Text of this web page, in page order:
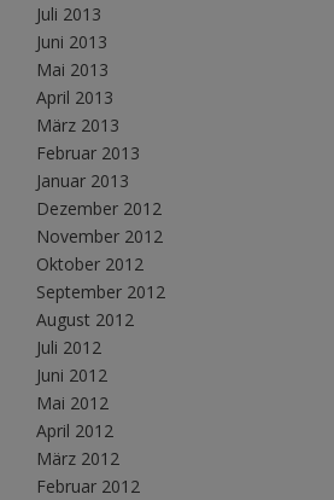
Juli 2013
Juni 2013
Mai 2013
April 2013
März 2013
Februar 2013
Januar 2013
Dezember 2012
November 2012
Oktober 2012
September 2012
August 2012
Juli 2012
Juni 2012
Mai 2012
April 2012
März 2012
Februar 2012